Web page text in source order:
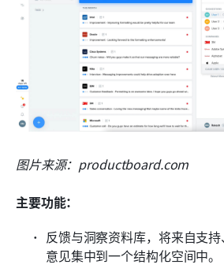
图片来源：productboard.com
主要功能：
反馈与洞察资料库，将来自支
意见集中到一个结构化空间中。